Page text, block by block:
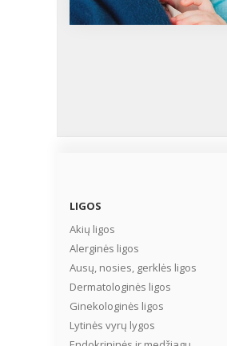
LIGOS
Akių ligos
Alerginės ligos
Ausų, nosies, gerklės ligos
Dermatologinės ligos
Ginekologinės ligos
Lytinės vyrų lygos